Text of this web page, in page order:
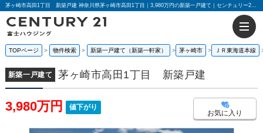
茅ヶ崎市高田1丁目 新築戸建 神奈川県茅ヶ崎市高田1丁目｜3,980万円の新築一戸建て｜センチュリー21富士ハウジング
TOPページ 物件検索 新築一戸建て（新築一軒家） 茅ヶ崎市 ＪＲ東海道本線
新築一戸建て 茅ヶ崎市高田1丁目 新築戸建
3,980万円 値下がり
お気に入り